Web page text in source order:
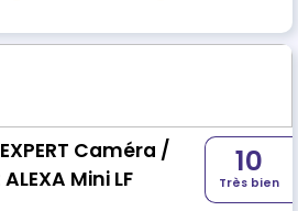
Caméra /
Mini LF
10
Très bien